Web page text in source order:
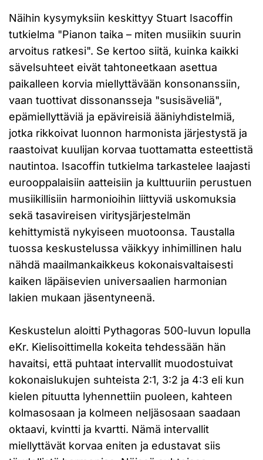
Näihin kysymyksiin keskittyy Stuart Isacoffin
tutkielma "Pianon taika – miten musiikin suurin
arvoitus ratkesi". Se kertoo siitä, kuinka kaikki
sävelsuhteet eivät tahtoneetkaan asettua
paikalleen korvia miellyttävään konsonanssiin,
vaan tuottivat dissonansseja "susisäveliä",
epämiellyttäviä ja epävireisiä ääniyhdistelmiä,
jotka rikkoivat luonnon harmonista järjestystä ja
raastoivat kuulijan korvaa tuottamatta esteettistä
nautintoa. Isacoffin tutkielma tarkastelee laajasti
eurooppalaisiin aatteisiin ja kulttuuriin perustuen
musiikillisiin harmonioihin liittyviä uskomuksia
sekä tasavireisen viritysjärjestelmän
kehittymistä nykyiseen muotoonsa. Taustalla
tuossa keskustelussa väikkyy inhimillinen halu
nähdä maailmankaikkeus kokonaisvaltaisesti
kaiken läpäisevien universaalien harmonian
lakien mukaan jäsentyneenä.
Keskustelun aloitti Pythagoras 500-luvun lopulla
eKr. Kielisoittimella kokeita tehdessään hän
havaitsi, että puhtaat intervallit muodostuivat
kokonaislukujen suhteista 2:1, 3:2 ja 4:3 eli kun
kielen pituutta lyhennettiin puoleen, kahteen
kolmasosaan ja kolmeen neljäsosaan saadaan
oktaavi, kvintti ja kvartti. Nämä intervallit
miellyttävät korvaa eniten ja edustavat siis